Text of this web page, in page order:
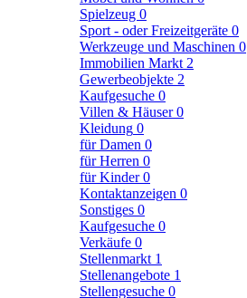
Spielzeug 0
Sport - oder Freizeitgeräte 0
Werkzeuge und Maschinen 0
Immobilien Markt 2
Gewerbeobjekte 2
Kaufgesuche 0
Villen & Häuser0
Kleidung 0
für Damen 0
für Herren 0
für Kinder0
Kontaktanzeigen 0
Sonstiges 0
Kaufgesuche 0
Verkäufe 0
Stellenmarkt 1
Stellenangebote 1
Stellengesuche 0